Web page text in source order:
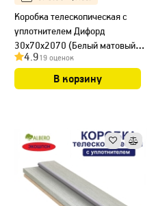
Коробка телескопическая с
уплотнителем Дифорд
30х70х2070 (Белый матовый,
гладкий)
4.919 оценок
В корзину